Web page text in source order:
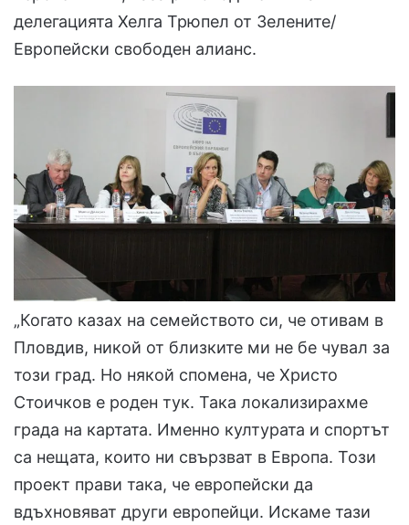
делегацията Хелга Трюпел от Зелените/
Европейски свободен алианс.
„Когато казах на семейството си, че отивам в
Пловдив, никой от близките ми не бе чувал за
този град. Но някой спомена, че Христо
Стоичков е роден тук. Така локализирахме
града на картата. Именно културата и спортът
са нещата, които ни свързват в Европа. Този
проект прави така, че европейски да
вдъхновяват други европейци. Искаме тази